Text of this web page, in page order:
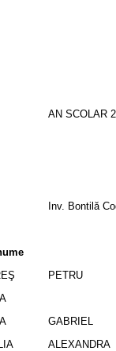
AN SCOLAR
Inv. Bontilă
PETRU
GABRIEL
ALEXANDRA